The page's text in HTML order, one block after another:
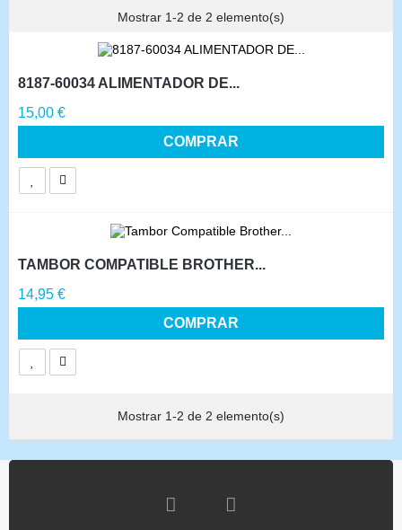
Mostrar 1-2 de 2 elemento(s)
8187-60034 ALIMENTADOR DE...
Precio
15,00 €
COMPRAR
TAMBOR COMPATIBLE BROTHER...
Precio
14,95 €
COMPRAR
Mostrar 1-2 de 2 elemento(s)